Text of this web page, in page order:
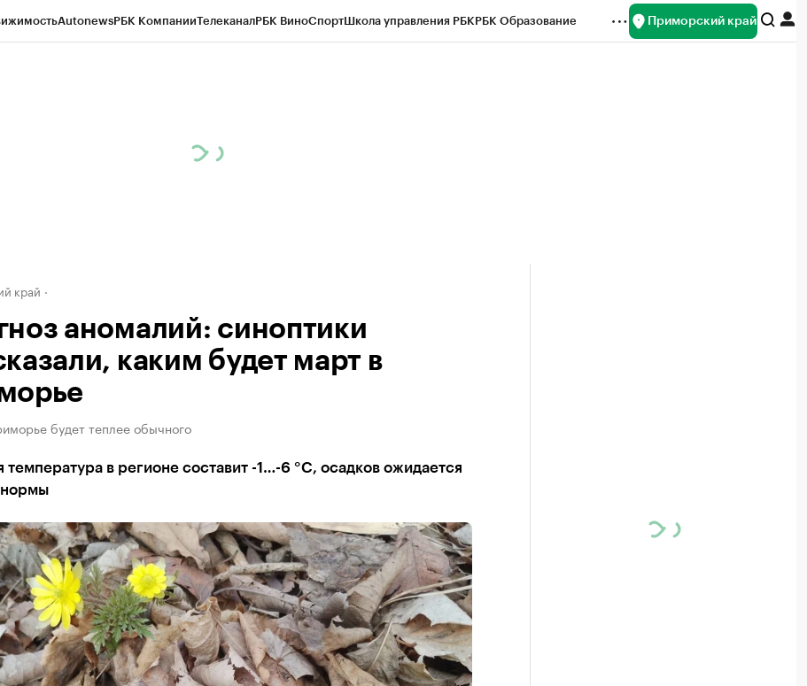
AutonewsРБК КомпанииТелеканалРБК ВиноСпортШкола управления РБКРБК Образование Приморский край
край
аномалий: синоптики
каким будет март в
будет теплее обычного
температура в регионе составит -1…-6 °C, осадков ожидается